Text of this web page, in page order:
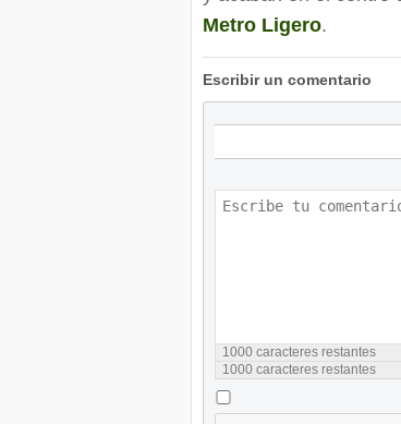
Metro Ligero.
Escribir un comentario
1000 caracteres restantes
1000 caracteres restantes